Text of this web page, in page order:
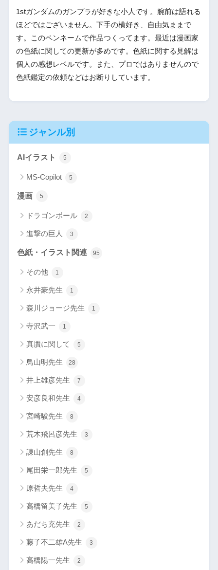
1stガンダムのガンプラが好きな小人です。腕前は語れる
ほどではございません。下手の横好き、自由気ままで
す。このペンネームで作品つくってます。最近は漫画家
の色紙に関しての更新が多めです。色紙に関する見解は
個人の感想レベルです。また、プロではありませんので
色紙鑑定の依頼などはお断りしています。
ジャンル別
AIイラスト 5
MS-Copilot 5
漫画 5
ドラゴンボール 2
進撃の巨人 3
色紙・イラスト関連 95
その他 1
永井豪先生 1
森川ジョージ先生 1
寺沢武一 1
真贋に関して 5
鳥山明先生 28
井上雄彦先生 7
安彦良和先生 4
宮崎駿先生 8
荒木飛呂彦先生 3
諌山創先生 8
尾田栄一郎先生 5
原哲夫先生 4
高橋留美子先生 5
あだち充先生 2
藤子不二雄A先生 3
高橋陽一先生 2